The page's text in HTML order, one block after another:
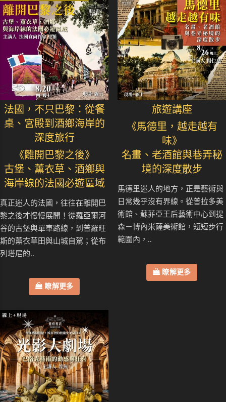
法國，不只巴黎：從餐
桌、宮殿到酒鄉海岸的
深度旅行
《離開巴黎之後》
古堡、薰衣草、酒鄉與
海岸線的法國必遊區域
真正迷人的法國，往往在離開巴
黎之後才慢慢展開！從羅亞爾河
谷的古堡與單車路線，到普羅旺
斯的薰衣草田與山城自駕；從布
列塔尼的..
瞭解更多
旅遊講座
《馬德里，越走越有
味》
名畫、老酒館與巷弄秘
境的深度散步
馬德里迷人的地方，正是藝術與
日常幾乎沒有界線。從普拉多美
術館、蘇菲亞王后藝術中心到提
森－博內米薩美術館，短短步行
範圍內，..
瞭解更多